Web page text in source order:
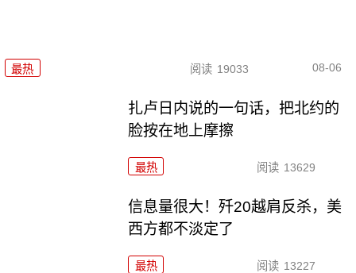
最热 阅读 19033 08-06
扎卢日内说的一句话，把北约的
脸按在地上摩擦
最热 阅读 13629
信息量很大！歼20越肩反杀，美
西方都不淡定了
最热 阅读 13227